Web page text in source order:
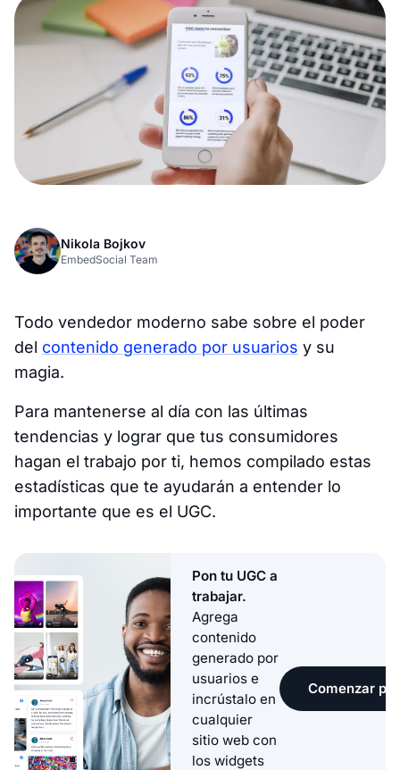
Nikola Bojkov
EmbedSocial Team
Todo vendedor moderno sabe sobre el poder
del contenido generado por usuarios y su
magia.
Para mantenerse al día con las últimas
tendencias y lograr que tus consumidores
hagan el trabajo por ti, hemos compilado estas
estadísticas que te ayudarán a entender lo
importante que es el UGC.
Pon tu UGC a
trabajar.
Agrega
contenido
generado por
usuarios e
incrústalo en
cualquier
sitio web con
los widgets
Comenzar